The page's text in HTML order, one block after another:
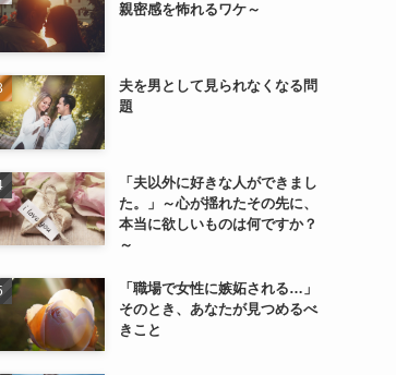
親密感を怖れるワケ～
夫を男として見られなくなる問
題
「夫以外に好きな人ができまし
た。」～心が揺れたその先に、
本当に欲しいものは何ですか？
～
「職場で女性に嫉妬される…」
そのとき、あなたが見つめるべ
きこと